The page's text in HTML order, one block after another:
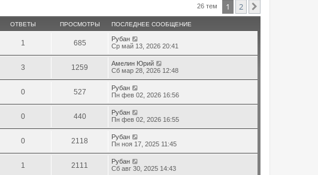
26 тем 1 2
ОТВЕТЫ ПРОСМОТРЫ ПОСЛЕДНЕЕ СООБЩЕНИЕ
1 685
Рубан
Ср май 13, 2026 20:41
3 1259
Амелин Юрий
Сб мар 28, 2026 12:48
0 527
Рубан
Пн фев 02, 2026 16:56
0 440
Рубан
Пн фев 02, 2026 16:55
0 2118
Рубан
Пн ноя 17, 2025 11:45
1 2111
Рубан
Сб авг 30, 2025 14:43